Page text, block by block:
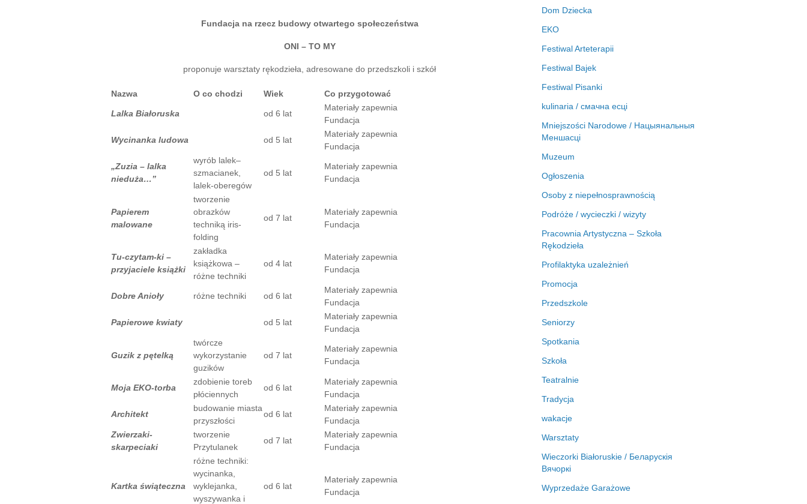
Fundacja na rzecz budowy otwartego społeczeństwa
ONI – TO MY
proponuje warsztaty rękodzieła, adresowane do przedszkoli i szkół
Nazwa O co chodzi Wiek Co przygotować
Lalka Białoruska od 6 lat
Materiały zapewnia
Fundacja
Wycinanka ludowa od 5 lat
Materiały zapewnia
Fundacja
„Zuzia – lalka
nieduża…”
wyrób lalek–
szmacianek,
lalek-oberegów
od 5 lat
Materiały zapewnia
Fundacja
Papierem
malowane
tworzenie
obrazków
techniką iris-
folding
od 7 lat
Materiały zapewnia
Fundacja
Tu-czytam-ki –
przyjaciele książki
zakładka
książkowa –
różne techniki
od 4 lat
Materiały zapewnia
Fundacja
Dobre Anioły różne techniki od 6 lat
Materiały zapewnia
Fundacja
Papierowe kwiaty od 5 lat
Materiały zapewnia
Fundacja
Guzik z pętelką
twórcze
wykorzystanie
guzików
od 7 lat
Materiały zapewnia
Fundacja
Moja EKO-torba
zdobienie toreb
płóciennych
od 6 lat
Materiały zapewnia
Fundacja
Architekt
budowanie miasta
przyszłości
od 6 lat
Materiały zapewnia
Fundacja
Zwierzaki-
skarpeciaki
tworzenie
Przytulanek
od 7 lat
Materiały zapewnia
Fundacja
Kartka świąteczna
różne techniki:
wycinanka,
wyklejanka,
wyszywanka i
od 6 lat
Materiały zapewnia
Fundacja
Dom Dziecka
EKO
Festiwal Arteterapii
Festiwal Bajek
Festiwal Pisanki
kulinaria / смачна есці
Mniejszości Narodowe / Нацыянальныя
Меншасці
Muzeum
Ogłoszenia
Osoby z niepełnosprawnością
Podróże / wycieczki / wizyty
Pracownia Artystyczna – Szkoła
Rękodzieła
Profilaktyka uzależnień
Promocja
Przedszkole
Seniorzy
Spotkania
Szkoła
Teatralnie
Tradycja
wakacje
Warsztaty
Wieczorki Białoruskie / Беларускія
Вячоркі
Wyprzedaże Garażowe